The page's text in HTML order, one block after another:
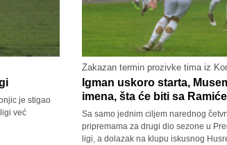
je stigao
već
Zakazan termin prozivke tima iz
Igman uskoro starta,
imena, šta će biti sa
Sa samo jednim ciljem narednog
pripremama za drugi dio sezone u
ligi, a dolazak na klupu iskusnog